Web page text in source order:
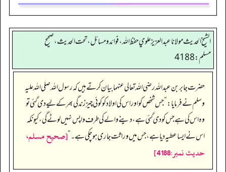
الشيخ الحديث مولانا عبدالعزيز علوي حفظ الله، فوائد و مسائل، تحت الحديث ، صحيح
مسلم: 4188
حضرت جابر بن عبداللہ رضی اللہ تعالی عنہما بیان کرتے ہیں کہ رسول اللہ صلی اللہ علیہ
وسلم نے فرمایا:”جس شخص کو اور اس کی اولاد کو کوئی چیز زندگی بھر کے لیے دی گئی تو
وہ اس کی ہے جس کو دی گئی ہے، دینے والے کی طرف واپس نہیں لوٹے گی، کیونکہ
اس نے ایسا عطیہ دیا ہے، جس میں وراثت جاری ہو چکی ہے۔“[صحيح مسلم،
حديث نمبر:4188]